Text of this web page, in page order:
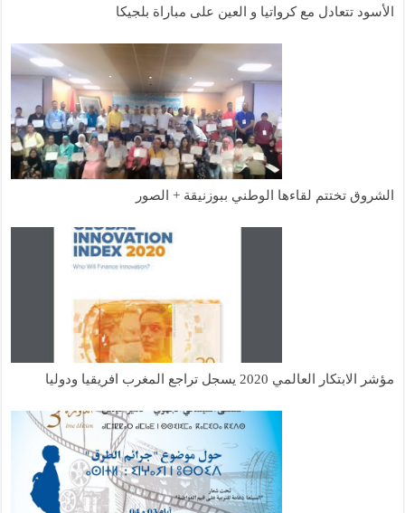
الأسود تتعادل مع كرواتيا و العين على مباراة بلجيكا
الشروق تختتم لقاءها الوطني ببوزنيقة + الصور
مؤشر الابتكار العالمي 2020 يسجل تراجع المغرب افريقيا ودوليا